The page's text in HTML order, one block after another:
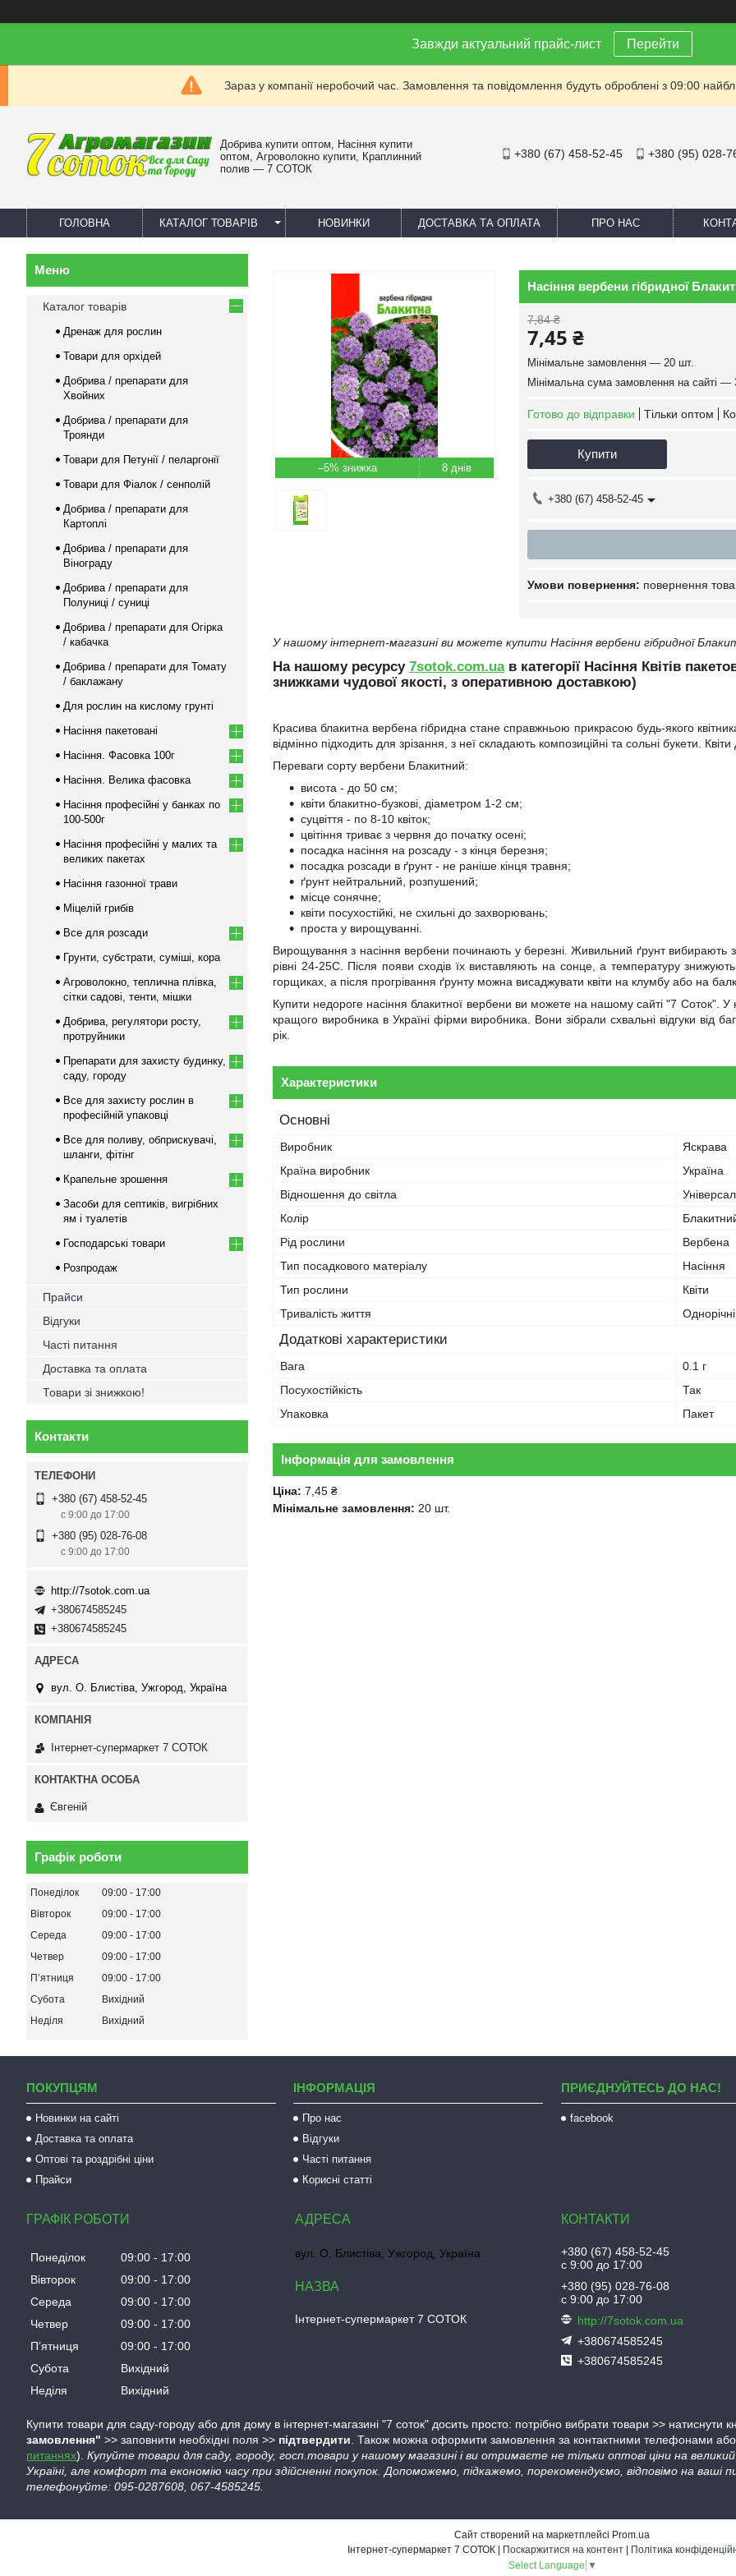
Завжди актуальний прайс-лист Перейти
Зараз у компанії неробочий час. Замовлення та повідомлення будуть оброблені з 09:00
Добрива купити оптом, Насіння купити
оптом, Агроволокно купити, Краплинний
полив — 7 СОТОК
+380 (67) 458-52-45 +380 (95) 028-
ГОЛОВНА КАТАЛОГ ТОВАРІВ НОВИНКИ ДОСТАВКА ТА ОПЛАТА ПРО НАС
–5% 8 днів
Насіння вербени гібридної
7,84 ₴
7,45 ₴
Мінімальне замовлення — 20 шт.
Мінімальна сума замовлення на сайті —
Готово до відправки Тільки оптом
Купити
+380 (67) 458-52-45
повернення
У нашому інтернет-магазині ви можете купити Насіння вербени гібридної
На нашому ресурсу 7sotok.com.uaв категорії Насіння Квітів
знижками чудової якості, з оперативною доставкою)
Красива блакитна вербена гібридна стане справжньою прикрасою будь-якого
відмінно підходить для зрізання, з неї складають композиційні та сольні букети.
Переваги сорту вербени Блакитний:
висота - до 50 см;
квіти блакитно-бузкові, діаметром 1-2 см;
суцвіття - по 8-10 квіток;
цвітіння триває з червня до початку осені;
посадка насіння на розсаду - з кінця березня;
посадка розсади в ґрунт - не раніше кінця травня;
ґрунт нейтральний, розпушений;
місце сонячне;
квіти посухостійкі, не схильні до захворювань;
проста у вирощуванні.
Вирощування з насіння вербени починають у березні. Живильний ґрунт вибирають
рівні 24-25С. Після появи сходів їх виставляють на сонце, а температуру
горщиках, а після прогрівання ґрунту можна висаджувати квіти на клумбу або на
Купити недороге насіння блакитної вербени ви можете на нашому сайті "7 Соток". У
кращого виробника в Україні фірми виробника. Вони зібрали схвальні відгуки від
рік.
Характеристики
Основні
Виробник
Яскрава
Країна виробник
Україна
Відношення до світла
Колір
Рід рослини
Вербена
Тип посадкового матеріалу
Насіння
Тип рослини
Квіти
Тривалість життя
Однорічні
Додаткові характеристики
Вага
0.1 г
Посухостійкість
Так
Упаковка
Пакет
Інформація для замовлення
Ціна: 7,45 ₴
Мінімальне замовлення: 20 шт.
Каталог товарів
Дренаж для рослин
Товари для орхідей
Добрива / препарати для
Хвойних
Добрива / препарати для
Троянди
Товари для Петунії / пеларгонії
Товари для Фіалок / сенполій
Добрива / препарати для
Картоплі
Добрива / препарати для
Вінограду
Добрива / препарати для
Полуниці / суниці
Добрива / препарати для Огірка
/ кабачка
Добрива / препарати для Томату
/ баклажану
Для рослин на кислому грунті
Насіння пакетовані
Насіння. Фасовка 100г
Насіння. Велика фасовка
Насіння професійні у банках по
100-500г
Насіння професійні у малих та
великих пакетах
Насіння газонної трави
Міцелій грибів
Все для розсади
Грунти, субстрати, суміші, кора
Агроволокно, теплична плівка,
сітки садові, тенти, мішки
Добрива, регулятори росту,
протруйники
Препарати для захисту будинку,
саду, городу
Все для захисту рослин в
професійній упаковці
Все для поливу, обприскувачі,
шланги, фітінг
Крапельне зрошення
Засоби для септиків, вигрібних
ям і туалетів
Господарські товари
Розпродаж
Прайси
Відгуки
Часті питання
Доставка та оплата
Товари зі знижкою!
Контакти
+380 (67) 458-52-45
с 9:00 до 17:00
+380 (95) 028-76-08
с 9:00 до 17:00
http://7sotok.com.ua
+380674585245
+380674585245
вул. О. Блистіва, Ужгород, Україна
Інтернет-супермаркет 7 СОТОК
Євгеній
Графік роботи
Понеділок 09:00
17:00
Вівторок
09:00
17:00
Середа
09:00
17:00
Четвер
09:00
17:00
Пʼятниця
09:00
17:00
Субота
Вихідний
Неділя
Вихідний
ПОКУПЦЯМ
Новинки на сайті
Доставка та оплата
Оптові та роздрібні ціни
Прайси
ІНФОРМАЦІЯ
Про нас
Відгуки
Часті питання
Корисні статті
ПРИЄДНУЙТЕСЬ ДО НАС!
facebook
ГРАФІК РОБОТИ
Понеділок 09:00
17:00
Вівторок
09:00
17:00
Середа
09:00
17:00
Четвер
09:00
17:00
Пʼятниця
09:00
17:00
Субота
Вихідний
Неділя
Вихідний
вул. О. Блистіва, Ужгород, Україна
Інтернет-супермаркет 7 СОТОК
+380 (67) 458-52-45
с 9:00 до 17:00
+380 (95) 028-76-08
с 9:00 до 17:00
http://7sotok.com.ua
+380674585245
+380674585245
Купити товари для саду-городу або для дому в інтернет-магазині "7 соток" досить просто: потрібно вибрати товари >> натиснути
замовлення" >> заповнити необхідні поля >> підтвердити. Також можна оформити замовлення за контактними телефонами або
питаннях). Купуйте товари для саду, городу, госп.товари у нашому магазині і ви отримаєте не тільки оптові ціни на
Україні, але комфорт та економію часу при здійсненні покупок. Допоможемо, підкажемо, порекомендуємо, відповімо на ваші
телефонуйте: 095-0287608, 067-4585245.
Сайт створений на маркетплейсі Prom.ua
Поскаржитися на контент
Політика
Select Language ▼